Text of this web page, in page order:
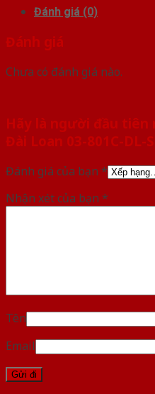
Đánh giá (0)
Đánh giá
Chưa có đánh giá nào.
Hãy là người đầu tiên
Đài Loan 03-801C-DL-
Đánh giá của bạn *
Nhận xét của bạn *
Tên
Email